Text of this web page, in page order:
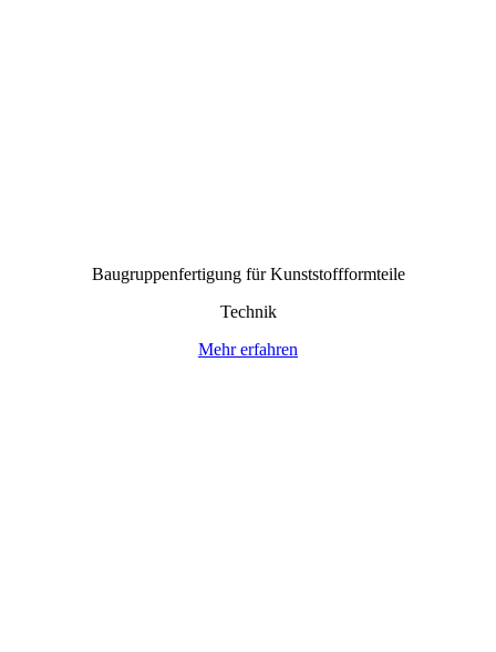
Baugruppen­fertigung für Kunststoff­formteile
Technik
Mehr erfahren